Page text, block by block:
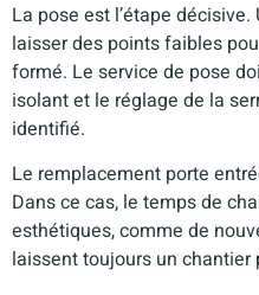
La pose est l’étape
laisser des points faibles
formé. Le service de pose
isolant et le réglage de la
identifié.
Le remplacement porte
Dans ce cas, le temps de
esthétiques, comme de
laissent toujours un chantier